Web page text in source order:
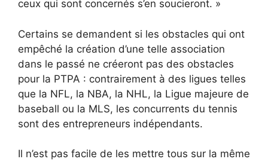
ceux qui sont concernés s’en soucieront. »
Certains se demandent si les obstacles qui ont
empêché la création d’une telle association
dans le passé ne créeront pas des obstacles
pour la PTPA : contrairement à des ligues telles
que la NFL, la NBA, la NHL, la Ligue majeure de
baseball ou la MLS, les concurrents du tennis
sont des entrepreneurs indépendants.
Il n’est pas facile de les mettre tous sur la même